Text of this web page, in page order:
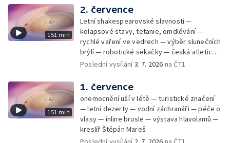
151 min
2. července
Letní shakespearovské slavnosti —
kolapsové stavy, tetanie, omdlévání —
rychlé vaření ve vedrech — výběr slunečních
brýlí — robotické sekačky — česká atletická
rekordmanka — psí seriál: výmarský
Poslední vysílání3. 7. 2026 na ČT1
151 min
1. července
onemocnění uší v létě — turistické značení
— letní dezerty — vodní záchranáři — péče o
vlasy — inline brusle — výstava hlavolamů —
kreslíř Štěpán Mareš